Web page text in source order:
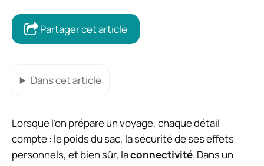
Partager cet article
Dans cet article
Lorsque l’on prépare un voyage, chaque détail
compte : le poids du sac, la sécurité de ses effets
personnels, et bien sûr, laconnectivité. Dans un